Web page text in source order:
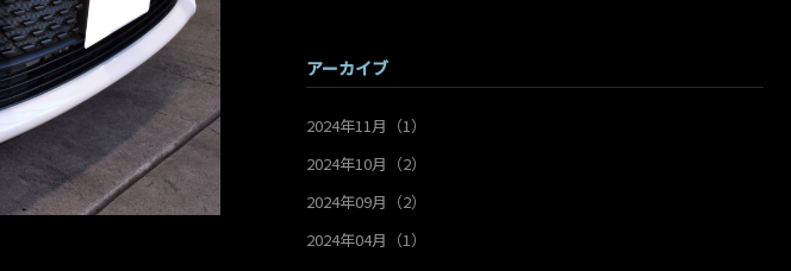
アーカイブ
2024年11月（1）
2024年10月（2）
2024年09月（2）
2024年04月（1）